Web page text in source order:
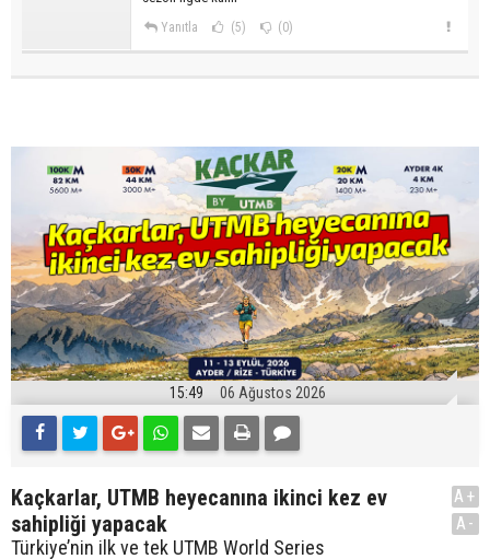
Yanıtla (5) (0)
15:49 06 Ağustos 2026
Kaçkarlar, UTMB heyecanına ikinci kez ev
sahipliği yapacak
Türkiye’nin ilk ve tek UTMB World Series
A+
A-